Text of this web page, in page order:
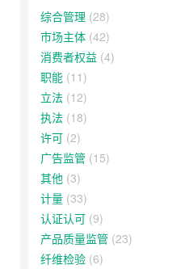
综合管理 (28)
市场主体 (42)
消费者权益 (4)
职能 (11)
立法 (12)
执法 (18)
许可 (2)
广告监管 (15)
其他 (3)
计量 (33)
认证认可 (9)
产品质量监管 (23)
纤维检验 (6)